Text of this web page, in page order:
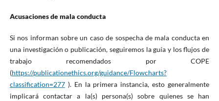
Acusaciones de mala conducta
Si nos informan sobre un caso de sospecha de mala conducta en
una investigación o publicación, seguiremos la guía y los flujos de
trabajo recomendados por COPE
(https://publicationethics.org/guidance/Flowcharts?
classification=277). En la primera instancia, esto generalmente
implicará contactar a la(s) persona(s) sobre quienes se han